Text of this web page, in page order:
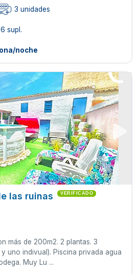
3 unidades
supl.
noche
las ruinas VERIFICADO
más de 200m2. 2 plantas. 3
uno indivual). Piscina privada agua
Muy Lu ...